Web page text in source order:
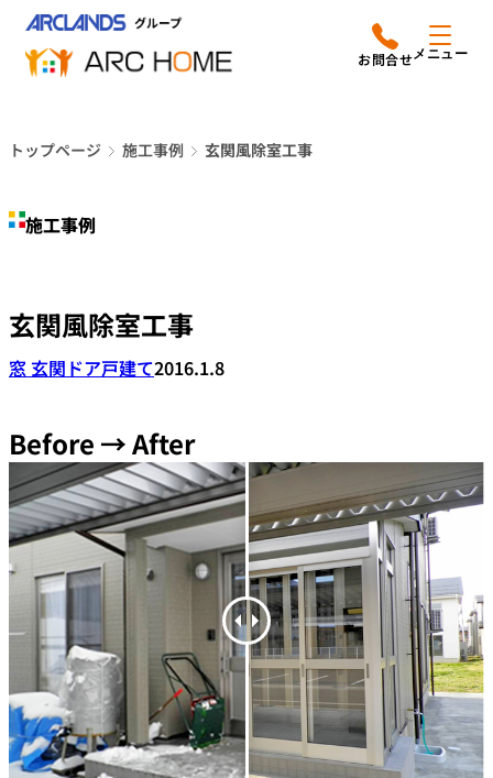
ッ
アークホームについて
施工事例
店舗案内
会社情報
よくあるご質問
サイトマップ
採用情報はこちら
メニュー
営業時間は
平日9時から18時までと
電話をかける
トップページ 施工事例 玄関風除室工事
施工事例
玄関風除室工事
窓 玄関ドア戸建て2016.1.8
Before → After